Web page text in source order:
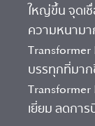
ใหญ่ขึ้น จุดเ
ความหนามา
บรรทุกที่มาก
เยี่ยม ลดกา